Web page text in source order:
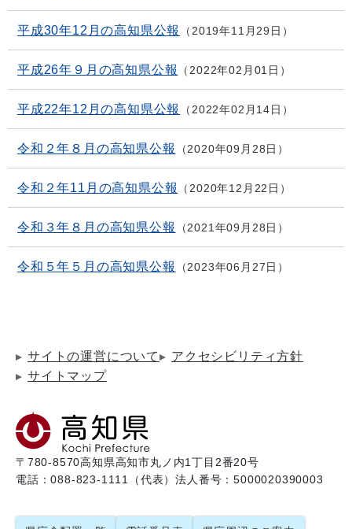
平成30年12月の高知県公報 2019年11月29日
平成26年９月の高知県公報 2022年02月01日
平成22年12月の高知県公報 2022年02月14日
令和２年８月の高知県公報 2020年09月28日
令和２年11月の高知県公報 2020年12月22日
令和３年８月の高知県公報 2021年09月28日
令和５年５月の高知県公報 2023年06月27日
サイトの運営について
アクセシビリティ方針
サイトマップ
〒780-8570高知県高知市丸ノ内1丁目2番20号
電話：088-823-1111（代表）法人番号：5000020390003